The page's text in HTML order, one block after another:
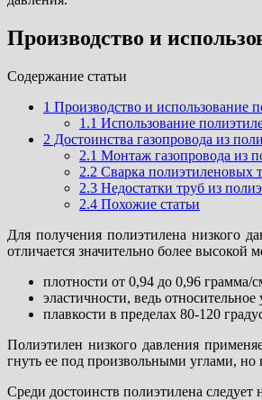
Производство и
Cодержание статьи
1 Производство и использование
1.1 Использование
2 Достоинства газопровода из
2.1 Монтаж газопровода из
2.2 Сварка полиэтиленовых
2.3 Недостатки труб из
2.4 Похожие статьи
Для получения полиэтилена низкого
отличается значительно более
плотности от 0,94 до 0,96 грамма/
эластичности, ведь
плавкости в пределах 80-120
Полиэтилен низкого давления
гнуть ее под произвольными углами, но
Среди достоинств полиэтилена следует